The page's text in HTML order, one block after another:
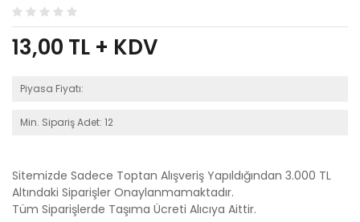
13,00 TL + KDV
Piyasa Fiyatı:
Min. Sipariş Adet: 12
Sitemizde Sadece Toptan Alışveriş Yapıldığından 3.000 TL
Altındaki Siparişler Onaylanmamaktadır.
Tüm Siparişlerde Taşıma Ücreti Alıcıya Aittir.